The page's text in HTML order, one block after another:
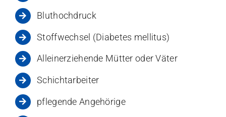
Bluthochdruck
Stoffwechsel (Diabetes mellitus)
Alleinerziehende Mütter oder Väter
Schichtarbeiter
pflegende Angehörige